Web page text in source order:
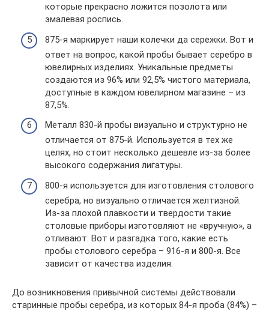
которые прекрасно ложится позолота или
эмалевая роспись.
875-я маркирует наши колечки да сережки. Вот и
ответ на вопрос, какой пробы бывает серебро в
ювелирных изделиях. Уникальные предметы
создаются из 96% или 92,5% чистого материала,
доступные в каждом ювелирном магазине – из
87,5%.
Металл 830-й пробы визуально и структурно не
отличается от 875-й. Используется в тех же
целях, но стоит несколько дешевле из-за более
высокого содержания лигатуры.
800-я используется для изготовления столового
серебра, но визуально отличается желтизной.
Из-за плохой плавкости и твердости такие
столовые приборы изготовляют не «вручную», а
отливают. Вот и разгадка того, какие есть
пробы столового серебра – 916-я и 800-я. Все
зависит от качества изделия.
До возникновения привычной системы действовали
старинные пробы серебра, из которых 84-я проба (84%) –